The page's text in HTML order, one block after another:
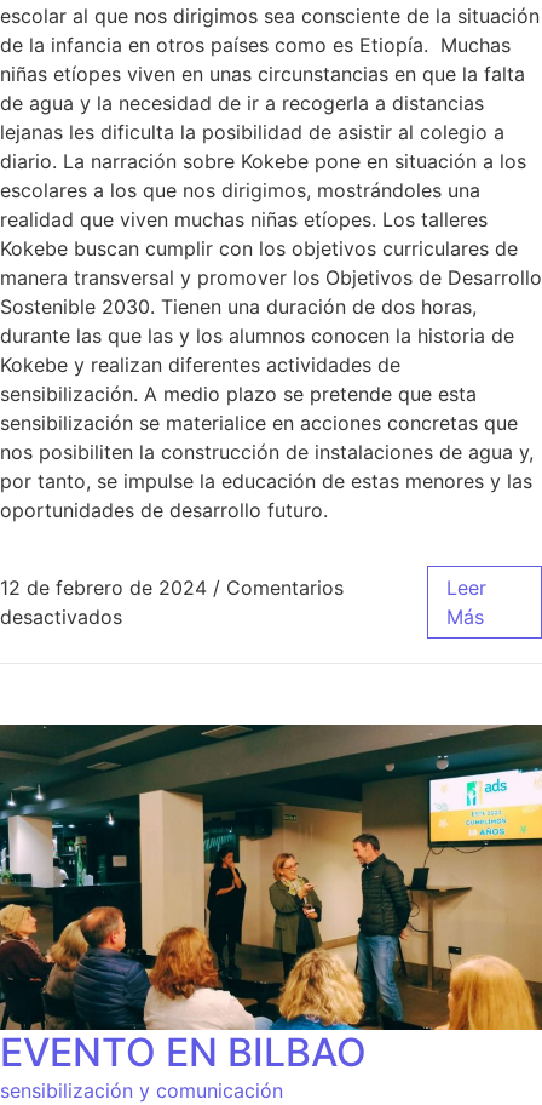
escolar al que nos dirigimos sea consciente de la situación
de la infancia en otros países como es Etiopía. Muchas
niñas etíopes viven en unas circunstancias en que la falta
de agua y la necesidad de ir a recogerla a distancias
lejanas les dificulta la posibilidad de asistir al colegio a
diario. La narración sobre Kokebe pone en situación a los
escolares a los que nos dirigimos, mostrándoles una
realidad que viven muchas niñas etíopes. Los talleres
Kokebe buscan cumplir con los objetivos curriculares de
manera transversal y promover los Objetivos de Desarrollo
Sostenible 2030. Tienen una duración de dos horas,
durante las que las y los alumnos conocen la historia de
Kokebe y realizan diferentes actividades de
sensibilización. A medio plazo se pretende que esta
sensibilización se materialice en acciones concretas que
nos posibiliten la construcción de instalaciones de agua y,
por tanto, se impulse la educación de estas menores y las
oportunidades de desarrollo futuro.
12 de febrero de 2024 / Comentarios
desactivados
Leer
Más
EVENTO EN BILBAO
sensibilización y comunicación